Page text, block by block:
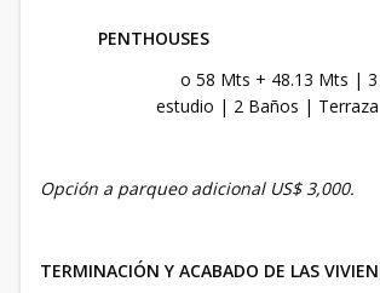
PENTHOUSES
o 58 Mts + 48.13 Mts | 3
estudio | 2 Baños | Terraza
Opción a parqueo adicional US$ 3,000.
TERMINACIÓN Y ACABADO DE LAS